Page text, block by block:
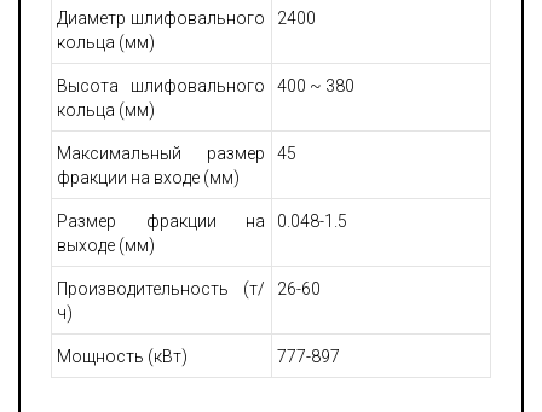
Диаметр шлифовального
кольца (мм)
2400
Высота шлифовального
кольца (мм)
400 ~ 380
Максимальный размер
фракции на входе (мм)
45
Размер фракции на
выходе (мм)
0.048-1.5
Производительность (т/
ч)
26-60
Мощность (кВт) 777-897